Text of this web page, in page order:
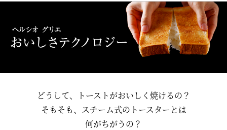
どうして、トーストがおいしく焼けるの？
そもそも、スチーム式のトースターとは
何がちがうの？